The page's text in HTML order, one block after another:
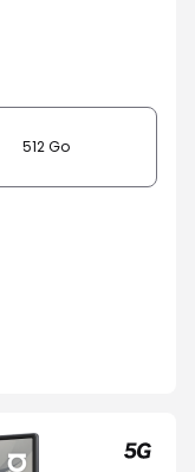
512 Go